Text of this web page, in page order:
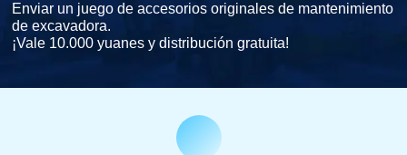
Enviar un juego de accesorios originales de mantenimiento
de excavadora.
¡Vale 10.000 yuanes y distribución gratuita!